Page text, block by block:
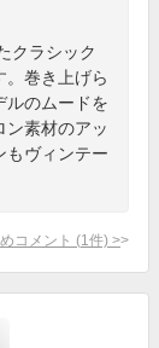
クラシック
。巻き上げら
ルのムードを
ン素材のアッ
もヴィンテー
コメント (1 件) >